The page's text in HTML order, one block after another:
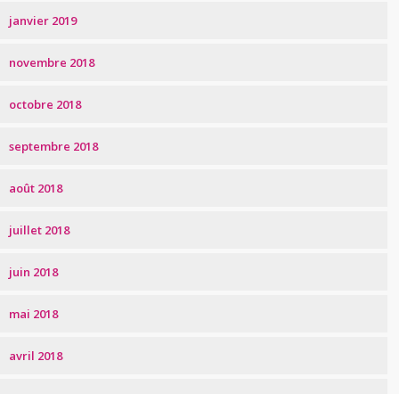
janvier 2019
novembre 2018
octobre 2018
septembre 2018
août 2018
juillet 2018
juin 2018
mai 2018
avril 2018